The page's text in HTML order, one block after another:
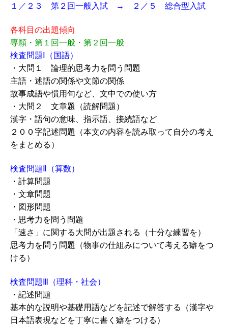
１／２３ 第２回一般入試 → ２／５ 総合型入試
各科目の出題傾向
専願・第１回一般・第２回一般
検査問題Ⅰ（国語）
・大問１ 論理的思考力を問う問題
主語・述語の関係や文節の関係
故事成語や慣用句など、文中での使い方
・大問２ 文章題（読解問題）
漢字・語句の意味、指示語、接続語など
２００字記述問題（本文の内容を読み取って自分の考え
をまとめる）
検査問題Ⅱ（算数）
・計算問題
・文章問題
・図形問題
・思考力を問う問題
「速さ」に関する大問が出題される（十分な練習を）
思考力を問う問題（物事の仕組みについて考える癖をつ
ける）
検査問題Ⅲ（理科・社会）
・記述問題
基本的な説明や基礎用語などを記述で解答する（漢字や
日本語表現などを丁寧に書く癖をつける）